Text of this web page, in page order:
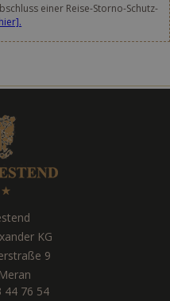
einer Reise-Storno-Schutz-
KG
9
Meran
44 76 54